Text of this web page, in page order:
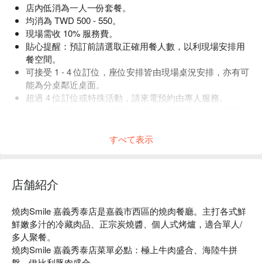
店內低消為一人一份套餐。
均消為 TWD 500 - 550。
現場需收 10% 服務費。
貼心提醒：預訂前請選取正確用餐人數，以利現場安排用
餐空間。
可接受 1 - 4 位訂位，座位安排皆由現場桌況安排，亦有可
能為分桌鄰近桌面。
超過 4 位訂位或特殊活動，請來電預約由專人服務。
すべて表示
店舗紹介
燒肉Smile 嘉義秀泰店是嘉義市西區的燒肉餐廳。主打各式鮮
鮮嫩多汁的冷藏肉品、正宗炭燒醬、個人式烤爐，適合單人/
多人聚餐。
燒肉Smile 嘉義秀泰店菜單必點：極上牛肉盛合、海陸牛拼
盤、伊比利豚肉盛合。